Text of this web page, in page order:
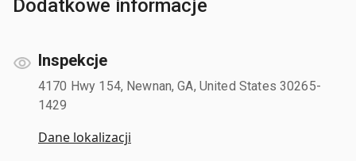
Dodatkowe informacje
Inspekcje
4170 Hwy 154, Newnan, GA, United States 30265-
1429
Dane lokalizacji